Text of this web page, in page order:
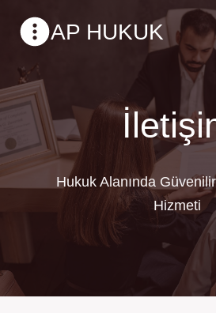
AP HUKUK
Hukuk Alanında
Hizmeti